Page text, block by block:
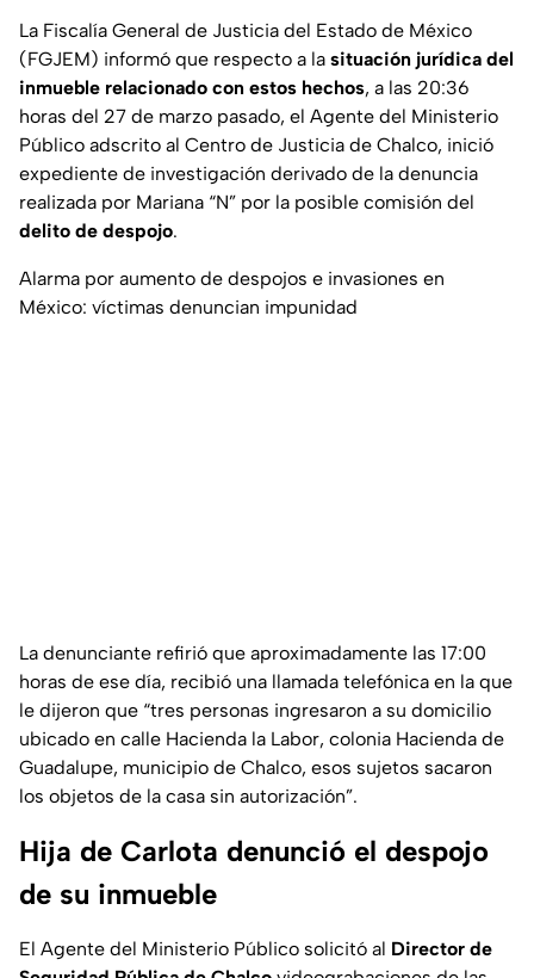
La Fiscalía General de Justicia del Estado de México
(FGJEM) informó que respecto a la situación jurídica del
inmueble relacionado con estos hechos, a las 20:36
horas del 27 de marzo pasado, el Agente del Ministerio
Público adscrito al Centro de Justicia de Chalco, inició
expediente de investigación derivado de la denuncia
realizada por Mariana “N” por la posible comisión del
delito de despojo.
Alarma por aumento de despojos e invasiones en
México: víctimas denuncian impunidad
La denunciante refirió que aproximadamente las 17:00
horas de ese día, recibió una llamada telefónica en la que
le dijeron que “tres personas ingresaron a su domicilio
ubicado en calle Hacienda la Labor, colonia Hacienda de
Guadalupe, municipio de Chalco, esos sujetos sacaron
los objetos de la casa sin autorización”.
Hija de Carlota denunció el despojo
de su inmueble
El Agente del Ministerio Público solicitó al Director de